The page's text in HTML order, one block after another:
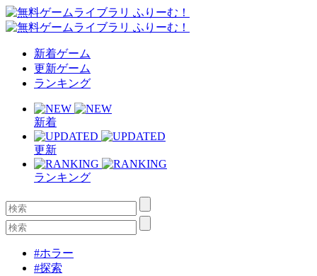
新着ゲーム
更新ゲーム
ランキング
新着
更新
ランキング
#ホラー
#探索